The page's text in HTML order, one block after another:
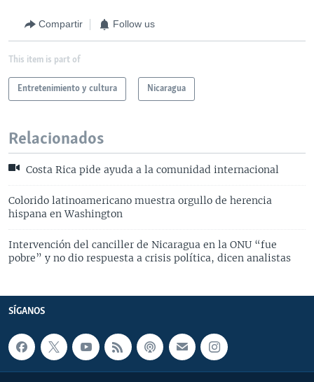
Compartir Follow us
This item is part of
Entretenimiento y cultura Nicaragua
Relacionados
Costa Rica pide ayuda a la comunidad internacional
Colorido latinoamericano muestra orgullo de herencia
hispana en Washington
Intervención del canciller de Nicaragua en la ONU “fue
pobre” y no dio respuesta a crisis política, dicen analistas
SÍGANOS